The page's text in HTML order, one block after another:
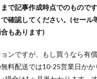
で記事作成時点でのもので
確認してください。(セール
もあります)
ンですが、もし買うなら有
料配送では10-25営業日か